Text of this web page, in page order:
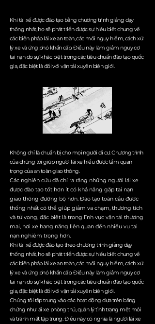
Khi tài xế được đào tạo bằng chương trình giảng dạy
thống nhất, họ sẽ phát triển được sự hiểu biết chung về
các biện pháp lái xe an toàn, các mối nguy hiểm, cách xử
lý xe và ứng phó khẩn cấp. Điều này làm giảm nguy cơ
tai nạn do sự khác biệt trong các tiêu chuẩn đào tạo quốc
gia, đặc biệt là đối với vận tải xuyên biên giới.
Không chỉ là chuẩn bị cho mọi người di cư. Chương trình
của chúng tôi giúp người lái xe hiểu được tầm quan
trọng của an toàn giao thông.
Các nghiên cứu đã chỉ ra rằng những người lái xe
được đào tạo tốt hơn ít có khả năng gặp tai nạn
giao thông đường bộ hơn. Đào tạo toàn cầu được
thống nhất có thể giúp giảm va chạm, thương tích
và tử vong, đặc biệt là trong lĩnh vực vận tải thương
mại, nơi xe hạng nặng liên quan đến nhiều vụ tai
nạn nghiêm trọng hơn.
Khi tài xế được đào tạo theo chương trình giảng dạy
thống nhất, họ sẽ phát triển được sự hiểu biết chung về
các biện pháp lái xe an toàn, các mối nguy hiểm, cách xử
lý xe và ứng phó khẩn cấp. Điều này làm giảm nguy cơ
tai nạn do sự khác biệt trong các tiêu chuẩn đào tạo quốc
gia, đặc biệt là đối với vận tải xuyên biên giới.
Chúng tôi tập trung vào các hoạt động dựa trên bằng
chứng như lái xe phòng thủ, quản lý tình trạng mệt mỏi
và tránh mất tập trung. Điều này có nghĩa là người lái xe